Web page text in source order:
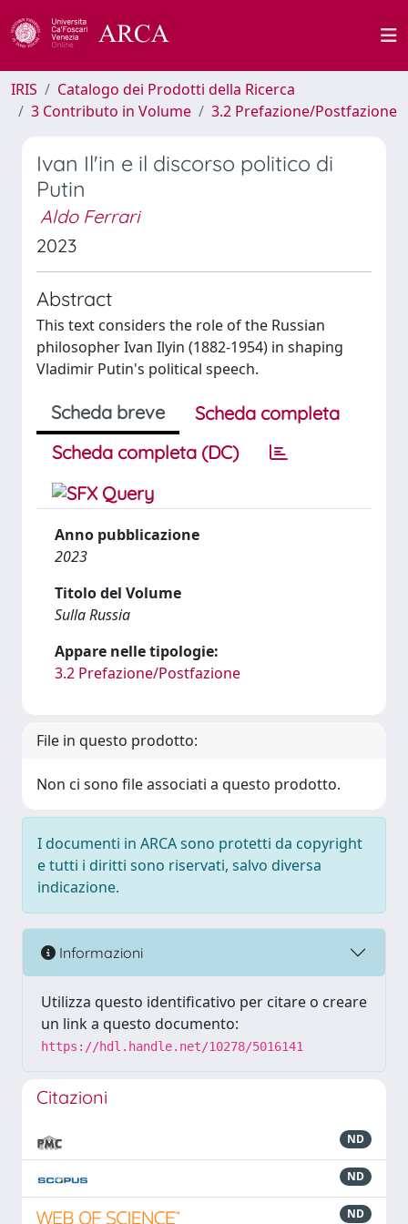
IRIS
Catalogo dei Prodotti della Ricerca
3 Contributo in Volume
3.2 Prefazione/Postfazione
Ivan Il'in e il discorso politico di
Putin
Aldo Ferrari
2023
Abstract
This text considers the role of the Russian
philosopher Ivan Ilyin (1882-1954) in shaping
Vladimir Putin's political speech.
Scheda breve
Scheda completa
Scheda completa (DC)
Anno pubblicazione
2023
Titolo del Volume
Sulla Russia
Appare nelle tipologie:
3.2 Prefazione/Postfazione
File in questo prodotto:
Non ci sono file associati a questo prodotto.
I documenti in ARCA sono protetti da copyright
e tutti i diritti sono riservati, salvo diversa
indicazione.
Informazioni
Utilizza questo identificativo per citare o creare
un link a questo documento:
https://hdl.handle.net/10278/5016141
Citazioni
ND
ND
ND